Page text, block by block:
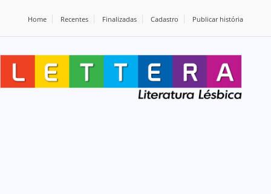
Home Recentes Finalizadas Cadastro Publicar história